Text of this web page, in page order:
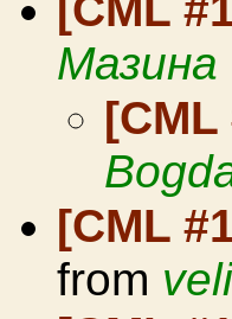
Мазина
[CML
[CML
from